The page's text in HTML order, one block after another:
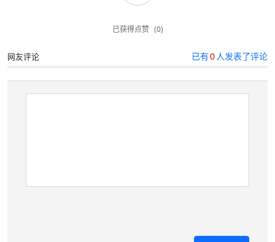
已获得点赞 (0)
网友评论 已有0人发表了评论